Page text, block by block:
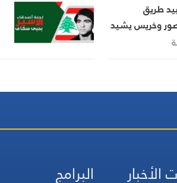
طريق
وخريس يشيد
الأخبار البرامج